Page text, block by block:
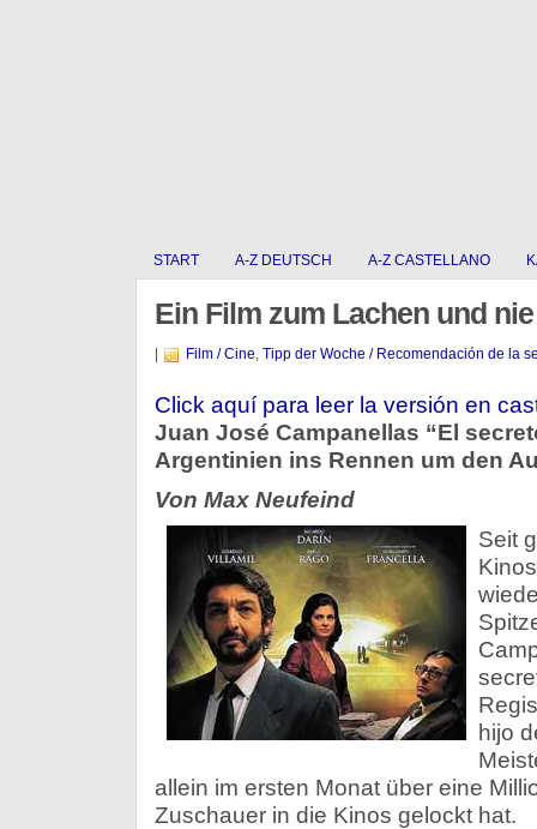
START A-Z DEUTSCH A-Z CASTELLANO
Ein Film zum Lachen und
Film / Cine, Tipp der Woche / Recomendación de la
Click aquí para leer la versión en
Juan José Campanellas “El
Argentinien ins Rennen um den
Von Max Neufeind
Seit
hijo
allein im ersten Monat über eine
Zuschauer in die Kinos gelockt hat.